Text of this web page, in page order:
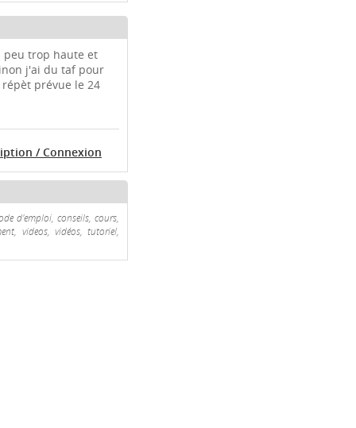
peu trop haute et
j'ai du taf pour
prévue le 24
/ Connexion
d'emploi, conseils, cours,
videos, vidéos, tutoriel,